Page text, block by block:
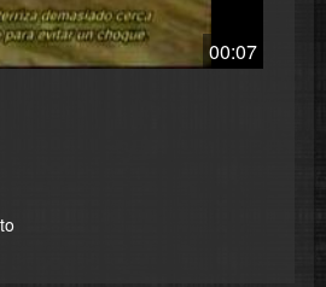
00:07